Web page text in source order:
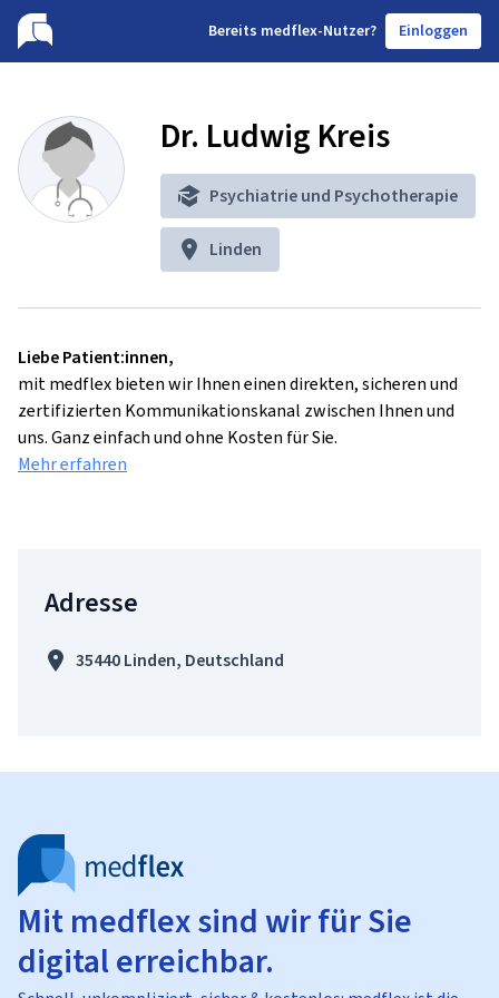
Bereits medflex-Nutzer? Einloggen
Dr. Ludwig Kreis
Psychiatrie und Psychotherapie
Linden
Liebe Patient:innen,
mit medflex bieten wir Ihnen einen direkten, sicheren und
zertifizierten Kommunikationskanal zwischen Ihnen und
uns. Ganz einfach und ohne Kosten für Sie.
Mehr erfahren
Adresse
35440 Linden, Deutschland
Mit medflex sind wir für Sie
digital erreichbar.